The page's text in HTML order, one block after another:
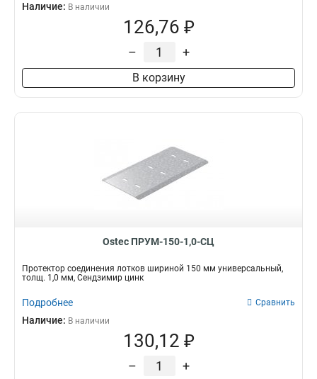
Наличие: В наличии
126,76 ₽
– +
В корзину
Ostec ПРУМ-150-1,0-СЦ
Протектор соединения лотков шириной 150 мм универсальный,
толщ. 1,0 мм, Сендзимир цинк
Подробнее Сравнить
Наличие: В наличии
130,12 ₽
– +